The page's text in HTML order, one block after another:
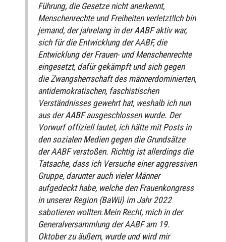
Führung, die Gesetze nicht anerkennt,
Menschenrechte und Freiheiten verletzt!Ich bin
jemand, der jahrelang in der AABF aktiv war,
sich für die Entwicklung der AABF, die
Entwicklung der Frauen- und Menschenrechte
eingesetzt, dafür gekämpft und sich gegen
die Zwangsherrschaft des männerdominierten,
antidemokratischen, faschistischen
Verständnisses gewehrt hat, weshalb ich nun
aus der AABF ausgeschlossen wurde. Der
Vorwurf offiziell lautet, ich hätte mit Posts in
den sozialen Medien gegen die Grundsätze
der AABF verstoßen. Richtig ist allerdings die
Tatsache, dass ich Versuche einer aggressiven
Gruppe, darunter auch vieler Männer
aufgedeckt habe, welche den Frauenkongress
in unserer Region (BaWü) im Jahr 2022
sabotieren wollten.Mein Recht, mich in der
Generalversammlung der AABF am 19.
Oktober zu äußern, wurde und wird mir